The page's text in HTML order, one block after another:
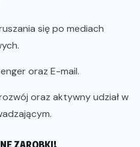
się po mediach
oraz E-mail.
oraz aktywny udział w
ZAROBKI!